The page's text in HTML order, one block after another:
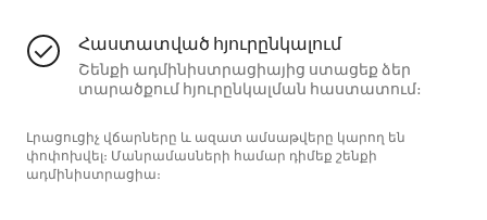
Հաստատված հյուրընկալում
Շենքի ադմինիստրացիայից ստացեք ձեր
տարածքում հյուրընկալման հաստատում։
Լրացուցիչ վճարները և ազատ ամսաթվերը կարող են
փոփոխվել։ Մանրամասների համար դիմեք շենքի
ադմինիստրացիա։